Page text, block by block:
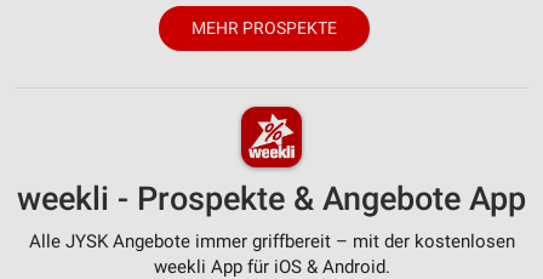
MEHR PROSPEKTE
weekli - Prospekte & Angebote App
Alle JYSK Angebote immer griffbereit – mit der kostenlosen
weekli App für iOS & Android.
Geräte anhand von aktiv angeforderten
Informationen identifizieren
Nicht-IAB-Verarbeitungszwecke:
Notwendig